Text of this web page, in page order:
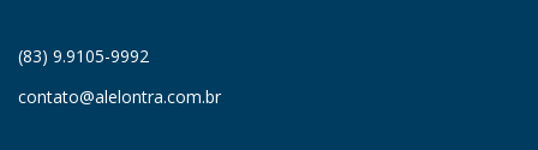
(83) 9.9105-9992
contato@alelontra.com.br